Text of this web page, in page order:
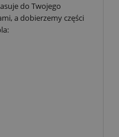
do Twojego
a dobierzemy części